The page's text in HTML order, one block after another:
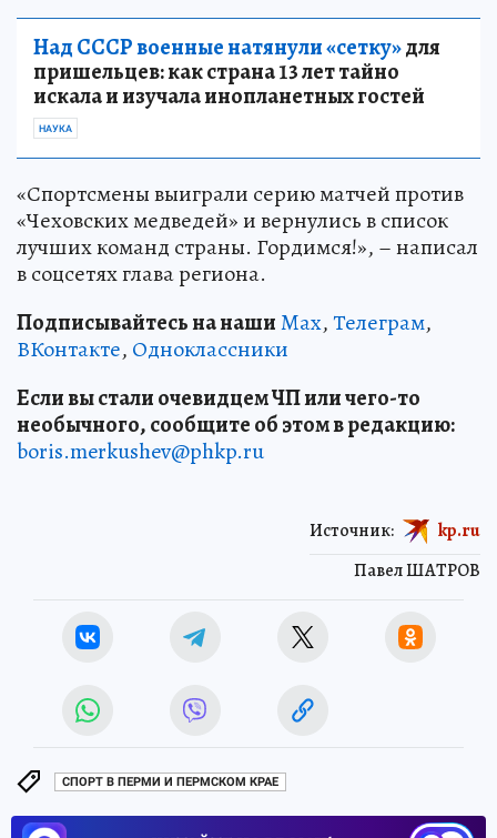
Над СССР военные натянули «сетку»для
пришельцев: как страна 13 лет тайно
искала и изучала инопланетных гостей
НАУКА
«Спортсмены выиграли серию матчей против
«Чеховских медведей» и вернулись в список
лучших команд страны. Гордимся!», – написал
в соцсетях глава региона.
Подписывайтесь на нашиMax,Телеграм,
ВКонтакте, Одноклассники
Если вы стали очевидцем ЧП или чего-то
необычного, сообщите об этом в редакцию:
boris.merkushev@phkp.ru
Павел ШАТРОВ
Источник: kp.ru
СПОРТ В ПЕРМИ И ПЕРМСКОМ КРАЕ